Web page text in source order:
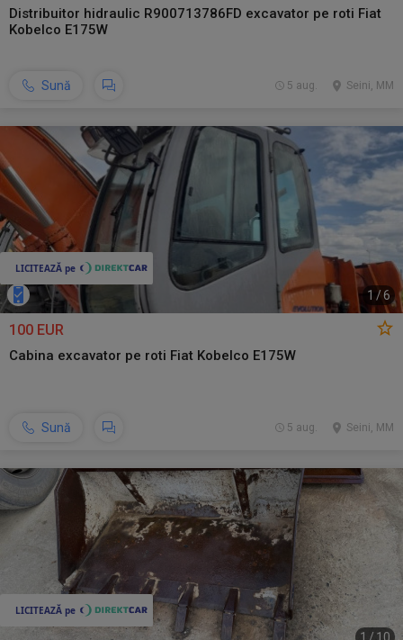
Distribuitor hidraulic R900713786FD excavator pe roti Fiat
Kobelco E175W
Sună Seini, MM
5 aug.
1 /6
100 EUR
Cabina excavator pe roti Fiat Kobelco E175W
Sună Seini, MM
5 aug.